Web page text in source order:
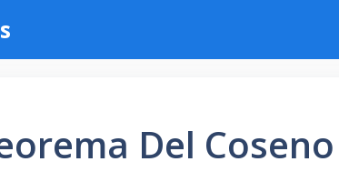
Del Coseno